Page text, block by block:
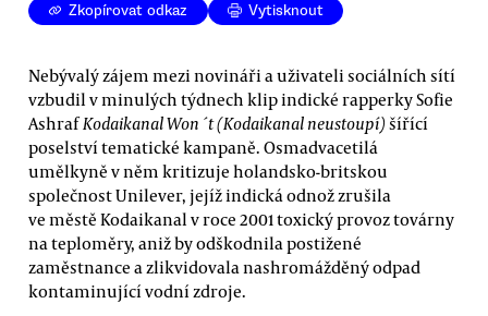
Zkopírovat odkaz Vytisknout
Nebývalý zájem mezi novináři a uživateli sociálních sítí
vzbudil v minulých týdnech klip indické rapperky Sofie
AshrafKodaikanal Won´t (Kodaikanal neustoupí) šířící
poselství tematické kampaně. Osmadvacetilá
umělkyně v něm kritizuje holandsko-britskou
společnost Unilever, jejíž indická odnož zrušila
ve městě Kodaikanal v roce 2001 toxický provoz továrny
na teploměry, aniž by odškodnila postižené
zaměstnance a zlikvidovala nashromážděný odpad
kontaminující vodní zdroje.